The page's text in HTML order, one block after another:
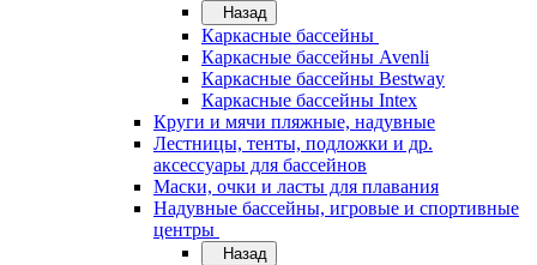
Назад
Каркасные бассейны
Каркасные бассейны Avenli
Каркасные бассейны Bestway
Каркасные бассейны Intex
Круги и мячи пляжные, надувные
Лестницы, тенты, подложки и др.
аксессуары для бассейнов
Маски, очки и ласты для плавания
Надувные бассейны, игровые и спортивные
центры
Назад